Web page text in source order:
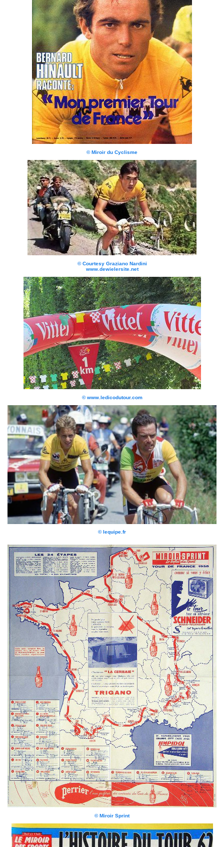
© Miroir du Cyclisme
© Courtesy Graziano Nardini
www.dewielersite.net
© www.ledicodutour.com
© lequipe.fr
© Miroir Sprint